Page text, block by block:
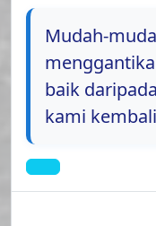
Mudah-
baik
kami